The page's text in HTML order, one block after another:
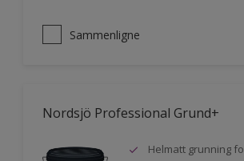
Sammenligne
Nordsjö Professional Grund+
Helmatt grunning